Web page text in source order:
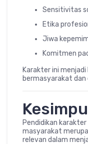
Sensitivitas
Etika
Jiwa
Komitmen
Karakter ini
bermasyarakat dan
Pendidikan
masyarakat
relevan dalam